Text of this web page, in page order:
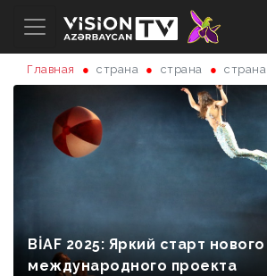
Главная страна страна страна
BİAF 2025: Яркий старт нового
международного проекта